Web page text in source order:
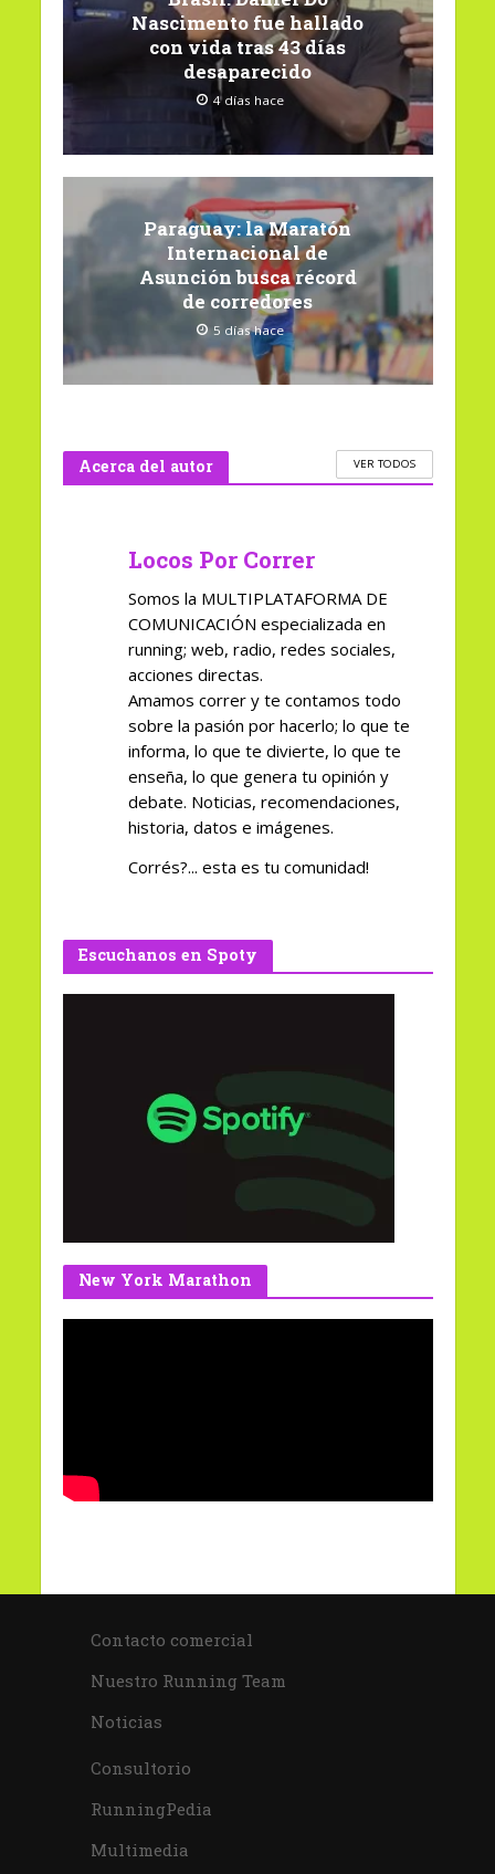
Nascimento fue hallado
con vida tras 43 días
desaparecido
4 días hace
Paraguay: la Maratón
Internacional de
Asunción busca récord
de corredores
5 días hace
Acerca del autor VER TODOS
Locos Por Correr
Somos la MULTIPLATAFORMA DE
COMUNICACIÓN especializada en
running; web, radio, redes sociales,
acciones directas.
Amamos correr y te contamos todo
sobre la pasión por hacerlo; lo que te
informa, lo que te divierte, lo que te
enseña, lo que genera tu opinión y
debate. Noticias, recomendaciones,
historia, datos e imágenes.
Corrés?... esta es tu comunidad!
Escuchanos en Spoty
New York Marathon
Contacto comercial
Nuestro Running Team
Noticias
Consultorio
RunningPedia
Multimedia